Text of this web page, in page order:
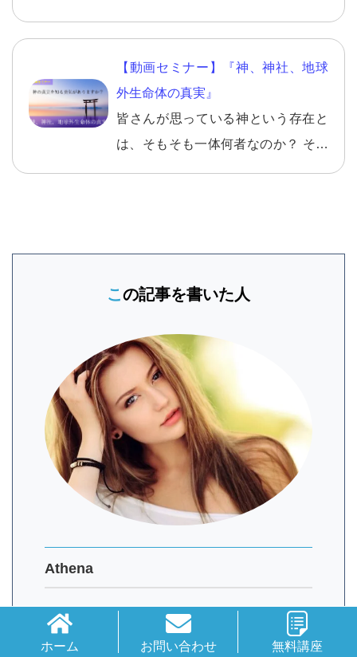
素晴らしいとの声を多数頂いており
の凝縮』が無料で学べます。83話も
あるメール講座には、即日常に活か
せる沢山の智慧はもちろん、今まで
の概念が崩壊するような沢山の気づ
きや、様々なワークなども織り込ま
れております。
【動画セミナー】『神、神社、地球
外生命体の真実』
皆さんが思っている神という存在と
は、そもそも一体何者なのか？ そし
きべき情報ですので、 ぜひ、神、神
ださい。
この記事を書いた人
Athena
スピリチュアルを専門とする翻訳家・執筆家。
ホーム お問い合わせ 無料講座